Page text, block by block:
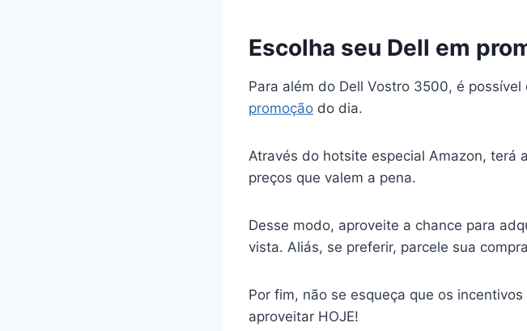
Escolha seu Dell em
Para além do Dell Vostro 3500, é
promoção do dia.
Através do hotsite especial Amazon, terá
preços que valem a pena.
Desse modo, aproveite a chance para
vista. Aliás, se preferir, parcele sua
Por fim, não se esqueça que os
aproveitar HOJE!